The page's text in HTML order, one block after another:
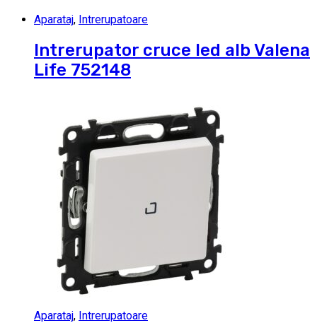
Aparataj, Intrerupatoare
Intrerupator cruce led alb Valena
Life 752148
Aparataj, Intrerupatoare